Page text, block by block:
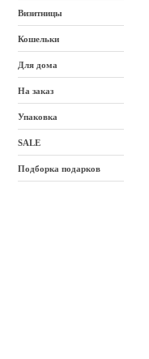
Визитницы
Кошельки
Для дома
На заказ
Упаковка
SALE
Подборка подарков